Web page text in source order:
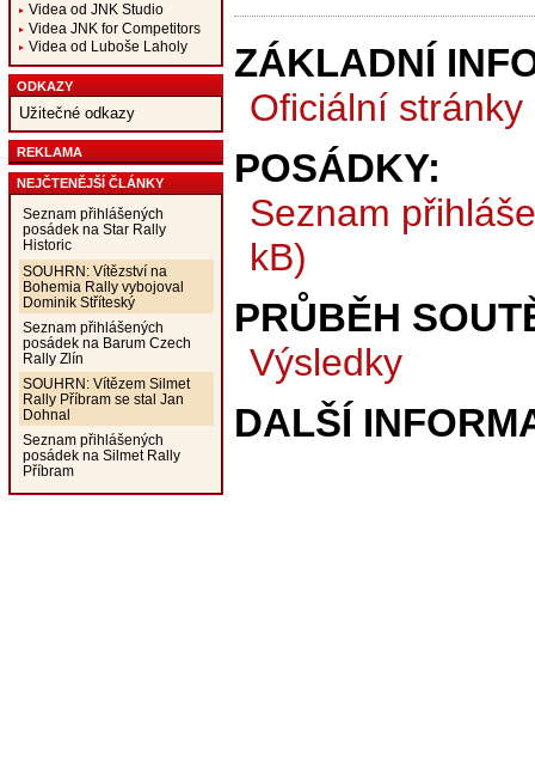
Videa od JNK Studio
Videa JNK for Competitors
Videa od Luboše Laholy
ODKAZY
Užitečné odkazy
REKLAMA
NEJČTENĚJŠÍ ČLÁNKY
Seznam přihlášených
posádek na Star Rally
Historic
SOUHRN: Vítězství na
Bohemia Rally vybojoval
Dominik Stříteský
Seznam přihlášených
posádek na Barum Czech
Rally Zlín
SOUHRN: Vítězem Silmet
Rally Příbram se stal Jan
Dohnal
Seznam přihlášených
posádek na Silmet Rally
Příbram
ZÁKLADNÍ
Oficiální stránky
POSÁDKY:
Seznam
kB)
PRŮBĚH
Výsledky
DALŠÍ